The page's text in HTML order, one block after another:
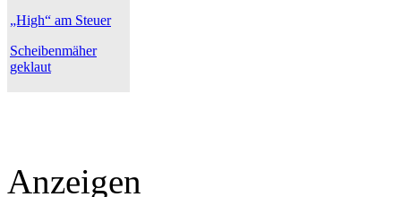
„High“ am Steuer
Scheibenmäher
geklaut
Anzeigen